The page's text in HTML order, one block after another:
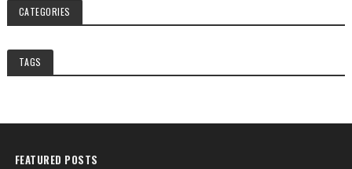
CATEGORIES
TAGS
FEATURED POSTS